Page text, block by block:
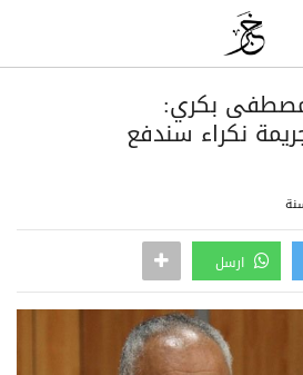
مصطفى بكري:
نكراء سندفع
ارسل